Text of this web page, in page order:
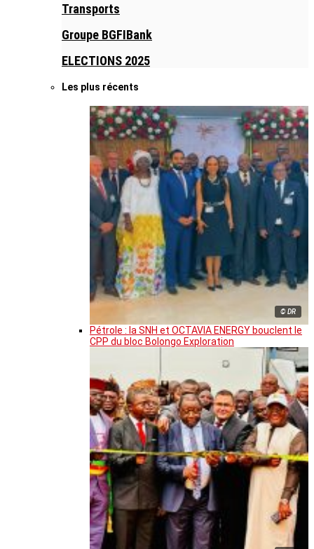
Transports
Groupe BGFIBank
ELECTIONS 2025
Les plus récents
© DR
Pétrole : la SNH et OCTAVIA ENERGY bouclent le
CPP du bloc Bolongo Exploration